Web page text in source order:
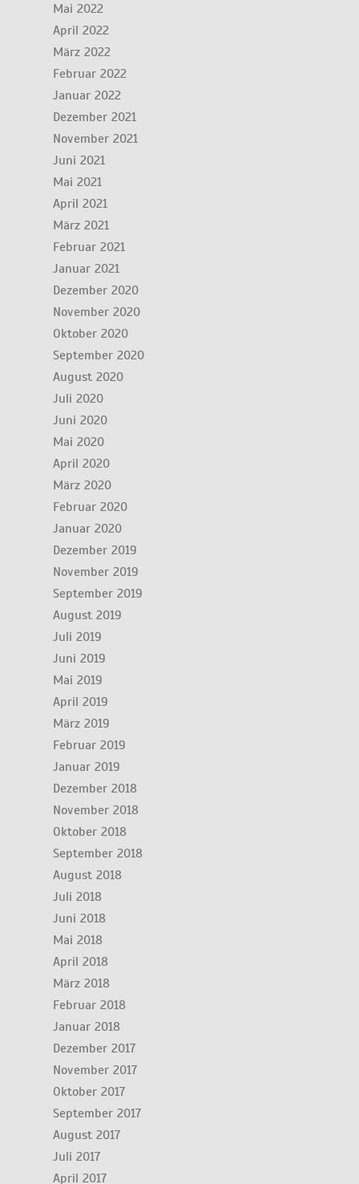
Mai 2022
April 2022
März 2022
Februar 2022
Januar 2022
Dezember 2021
November 2021
Juni 2021
Mai 2021
April 2021
März 2021
Februar 2021
Januar 2021
Dezember 2020
November 2020
Oktober 2020
September 2020
August 2020
Juli 2020
Juni 2020
Mai 2020
April 2020
März 2020
Februar 2020
Januar 2020
Dezember 2019
November 2019
September 2019
August 2019
Juli 2019
Juni 2019
Mai 2019
April 2019
März 2019
Februar 2019
Januar 2019
Dezember 2018
November 2018
Oktober 2018
September 2018
August 2018
Juli 2018
Juni 2018
Mai 2018
April 2018
März 2018
Februar 2018
Januar 2018
Dezember 2017
November 2017
Oktober 2017
September 2017
August 2017
Juli 2017
April 2017